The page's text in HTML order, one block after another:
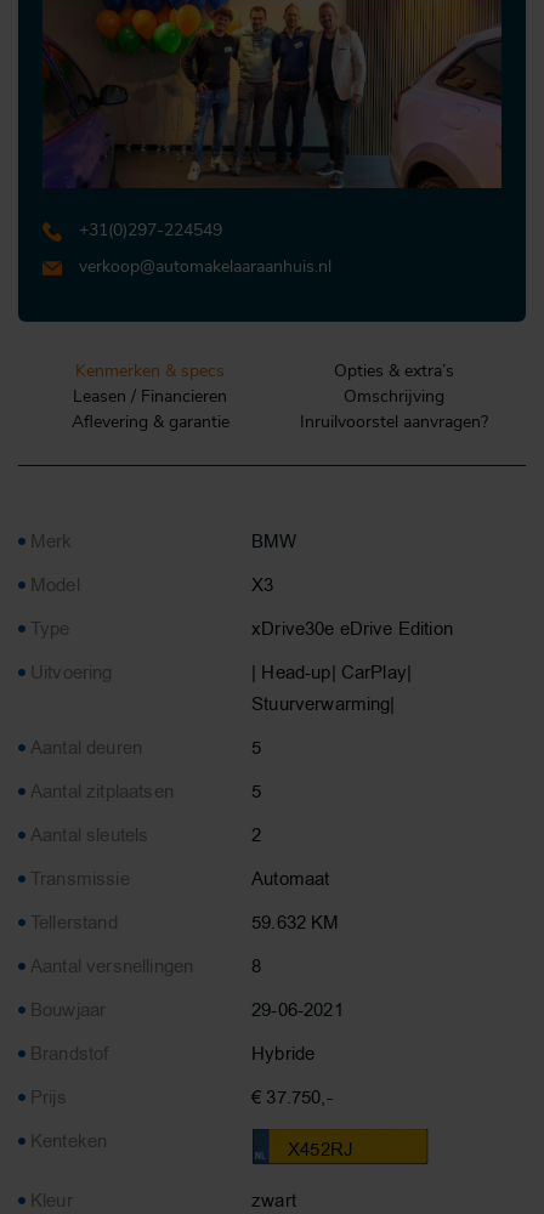
+31 (0)297-224549
verkoop@automakelaaraanhuis.nl
Kenmerken & specs
Opties & extra’s
Leasen / Financieren
Omschrijving
Aflevering & garantie
Inruilvoorstel aanvragen?
Merk
BMW
Model
X3
Type
xDrive30e eDrive Edition
Uitvoering
| Head-up| CarPlay|
Stuurverwarming|
Aantal deuren
5
Aantal zitplaatsen
5
Aantal sleutels
2
Transmissie
Automaat
Tellerstand
59.632 KM
Aantal versnellingen
8
Bouwjaar
29-06-2021
Brandstof
Hybride
Prijs
€ 37.750,-
Kenteken
X452RJ
Kleur
zwart